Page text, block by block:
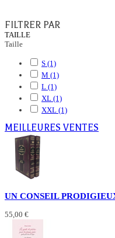
FILTRER PAR
TAILLE
Taille
S (1)
M (1)
L (1)
XL (1)
XXL (1)
MEILLEURES VENTES
UN CONSEIL
55,00 €